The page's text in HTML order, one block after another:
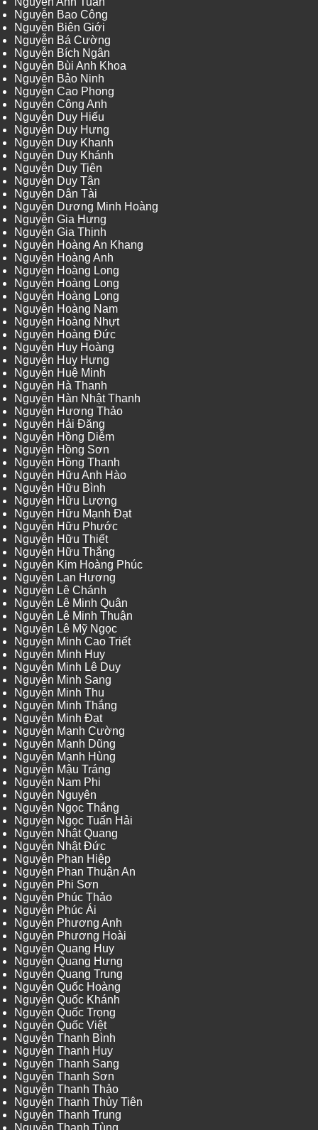
Nguyễn Bao Công
Nguyễn Biên Giới
Nguyễn Bá Cường
Nguyễn Bích Ngân
Nguyễn Bùi Anh Khoa
Nguyễn Bảo Ninh
Nguyễn Cao Phong
Nguyễn Công Anh
Nguyễn Duy Hiếu
Nguyễn Duy Hưng
Nguyễn Duy Khanh
Nguyễn Duy Khánh
Nguyễn Duy Tiên
Nguyễn Duy Tân
Nguyễn Dân Tài
Nguyễn Dương Minh Hoàng
Nguyễn Gia Hưng
Nguyễn Gia Thịnh
Nguyễn Hoàng An Khang
Nguyễn Hoàng Anh
Nguyễn Hoàng Long
Nguyễn Hoàng Long
Nguyễn Hoàng Long
Nguyễn Hoàng Nam
Nguyễn Hoàng Nhựt
Nguyễn Hoàng Đức
Nguyễn Huy Hoàng
Nguyễn Huy Hưng
Nguyễn Huệ Minh
Nguyễn Hà Thanh
Nguyễn Hàn Nhật Thanh
Nguyễn Hương Thảo
Nguyễn Hải Đăng
Nguyễn Hồng Diễm
Nguyễn Hồng Sơn
Nguyễn Hồng Thanh
Nguyễn Hữu Anh Hào
Nguyễn Hữu Bình
Nguyễn Hữu Lượng
Nguyễn Hữu Mạnh Đạt
Nguyễn Hữu Phước
Nguyễn Hữu Thiết
Nguyễn Hữu Thắng
Nguyễn Kim Hoàng Phúc
Nguyễn Lan Hương
Nguyễn Lê Chánh
Nguyễn Lê Minh Quân
Nguyễn Lê Minh Thuận
Nguyễn Lê Mỹ Ngọc
Nguyễn Minh Cao Triết
Nguyễn Minh Huy
Nguyễn Minh Lê Duy
Nguyễn Minh Sang
Nguyễn Minh Thu
Nguyễn Minh Thắng
Nguyễn Minh Đạt
Nguyễn Mạnh Cường
Nguyễn Mạnh Dũng
Nguyễn Mạnh Hùng
Nguyễn Mậu Tráng
Nguyễn Nam Phi
Nguyễn Nguyên
Nguyễn Ngọc Thắng
Nguyễn Ngọc Tuấn Hải
Nguyễn Nhật Quang
Nguyễn Nhật Đức
Nguyễn Phan Hiệp
Nguyễn Phan Thuận An
Nguyễn Phi Sơn
Nguyễn Phúc Thảo
Nguyễn Phúc Ái
Nguyễn Phương Anh
Nguyễn Phương Hoài
Nguyễn Quang Huy
Nguyễn Quang Hưng
Nguyễn Quang Trung
Nguyễn Quốc Hoàng
Nguyễn Quốc Khánh
Nguyễn Quốc Trọng
Nguyễn Quốc Việt
Nguyễn Thanh Bình
Nguyễn Thanh Huy
Nguyễn Thanh Sang
Nguyễn Thanh Sơn
Nguyễn Thanh Thảo
Nguyễn Thanh Thủy Tiên
Nguyễn Thanh Trung
Nguyễn Thanh Tùng